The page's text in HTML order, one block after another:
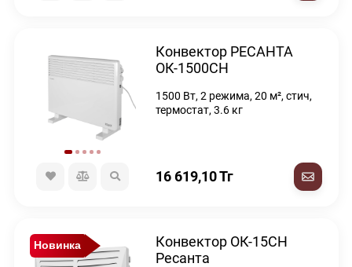
Конвектор РЕСАНТА
ОК-1500СН
1500 Вт, 2 режима, 20 м², стич,
термостат, 3.6 кг
16 619,10Тг
Новинка
Конвектор ОК-15СН
Ресанта